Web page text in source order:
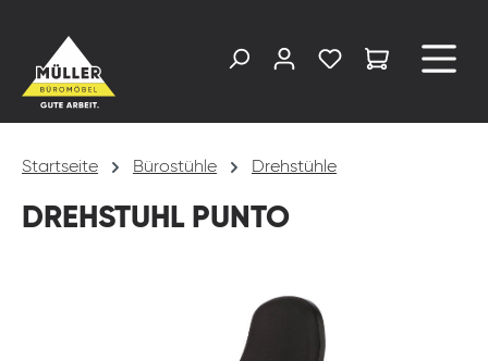
Startseite Bürostühle Drehstühle
DREHSTUHL PUNTO